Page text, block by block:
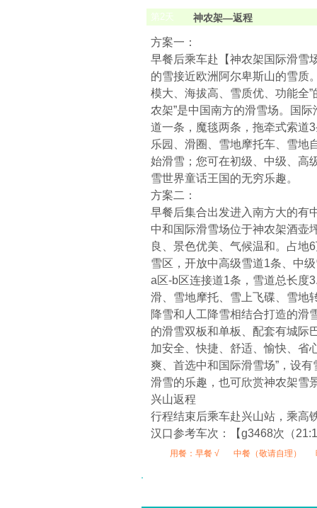
第2天 神农架—返程
方案一：
早餐后乘车赴【神农架国际滑雪
的雪接近欧洲阿尔卑斯山的雪质
模大、海拔高、雪质优、功能全
农架”是中国南方的滑雪场。国
道一条，魔毯两条，拖牵式索道
乐园、滑圈、雪地摩托车、雪地
始滑雪；您可在初级、中级、高
雪世界童话王国的无穷乐趣。
方案二：
早餐后集合出发进入南方大的有
中和国际滑雪场位于神农架酒壶
良、景色优美、气候温和。占地
雪区，开放中高级雪道1条、中
a区-b区连接道1条，雪道总长度
滑、雪地摩托、雪上飞碟、雪地
降雪和人工降雪相结合打造的滑
的滑雪双板和单板、配套有城际
加安全、快捷、舒适、愉快、省
爽、首选中和国际滑雪场”，设
滑雪的乐趣，也可欣赏神农架雪
兴山返程
行程结束后乘车赴兴山站，乘高
汉口参考车次：【g3468次（
用餐： 早餐 √ 中餐（敬请自理）